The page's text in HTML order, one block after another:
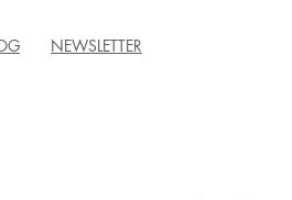
NEWSLETTER